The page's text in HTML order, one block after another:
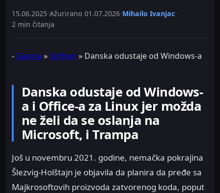
15.06.2025 Ažurirano 01.07.2026 Mihailo Ivanjac
2 min čitanja
- Glavna »Softver» Danska odustaje od Windows-a
Danska odustaje od Windows-
a i Office-a za Linux jer možda
ne želi da se oslanja na
Microsoft, i Trampa
Još u novembru 2021. godine, nemačka pokrajina
Šlezvig-Holštajn je objavila da planira da pređe sa
Majkrosoftovih proizvoda zatvorenog koda, poput